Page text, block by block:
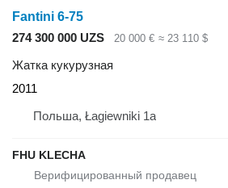
Fantini 6-75
274 300 000 UZS
20 000 € ≈ 23 110 $
Жатка кукурузная
2011
Польша, Łagiewniki 1a
FHU KLECHA